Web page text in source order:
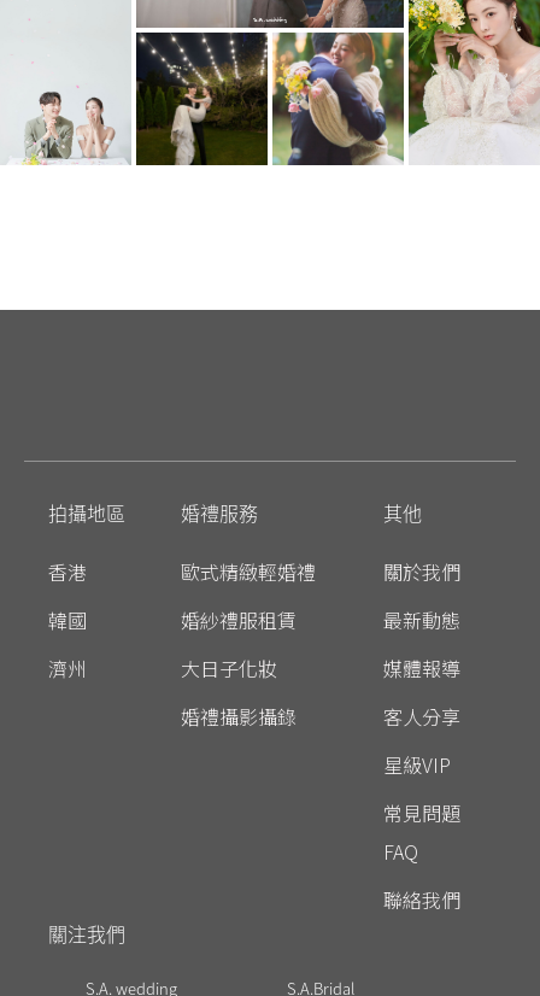
拍攝地區
香港
韓國
濟州
婚禮服務
歐式精緻輕婚禮
婚紗禮服租賃
大日子化妝
婚禮攝影攝錄
其他
關於我們
最新動態
媒體報導
客人分享
星級VIP
常見問題
FAQ
聯絡我們
關注我們
S.A. wedding S.A.Bridal